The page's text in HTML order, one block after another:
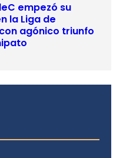
empezó su
la Liga de
agónico triunfo